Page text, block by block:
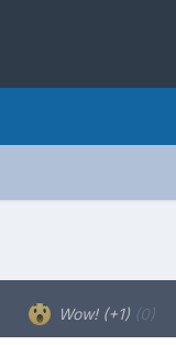
Wow! (+1) (0)